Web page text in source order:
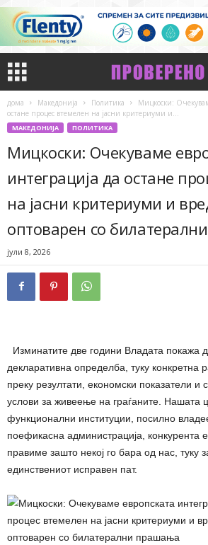
дома Македонија Политика
Мицкоски:
остане процес втемелен на јасни критериуми и...
МАКЕДОНИЈА ПОЛИТИКА
Мицкоски: Очекуваме
интеграција да остане
на јасни критериуми и
оптоварен со
јули 8, 2026
Изминатите две години Владата покажа
декларативна определба, туку конкретна
преку резултати, економски показатели и
услови за живеење на граѓаните. Нашата
функционални институции, посилно
поефикасна администрација, конкурента
правиме зашто некој го бара од нас, туку
единствениот исправен пат.